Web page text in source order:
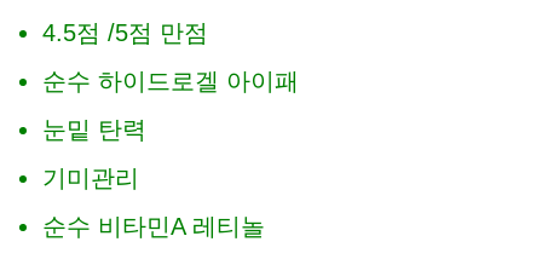
4.5점 /5점 만점
순수 하이드로겔 아이패
눈밑 탄력
기미관리
순수 비타민A 레티놀